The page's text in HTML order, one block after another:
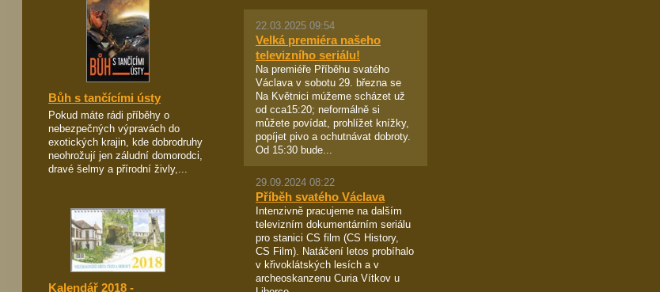
Bůh s tančícími ústy
Pokud máte rádi příběhy o
nebezpečných výpravách do
exotických krajin, kde dobrodruhy
neohrožují jen záludní domorodci,
dravé šelmy a přírodní živly,...
Kalendář 2018 -
22.03.2025 09:54
Velká premiéra našeho
televizního seriálu!
Na premiéře Příběhu svatého
Václava v sobotu 29. března se
Na Květnici múžeme scházet už
od cca15:20; neformálně si
můžete povídat, prohlížet knížky,
popíjet pivo a ochutnávat dobroty.
Od 15:30 bude...
29.09.2024 08:22
Příběh svatého Václava
Intenzivně pracujeme na dalším
televizním dokumentárním seriálu
pro stanici CS film (CS History,
CS Film). Natáčení letos probíhalo
v křivoklátských lesích a v
archeoskanzenu Curia Vítkov u